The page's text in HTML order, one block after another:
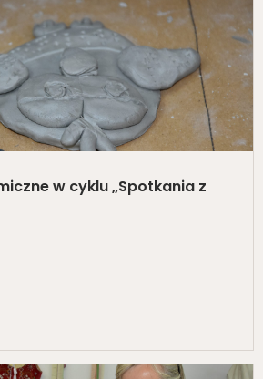
w cyklu „Spotkania z